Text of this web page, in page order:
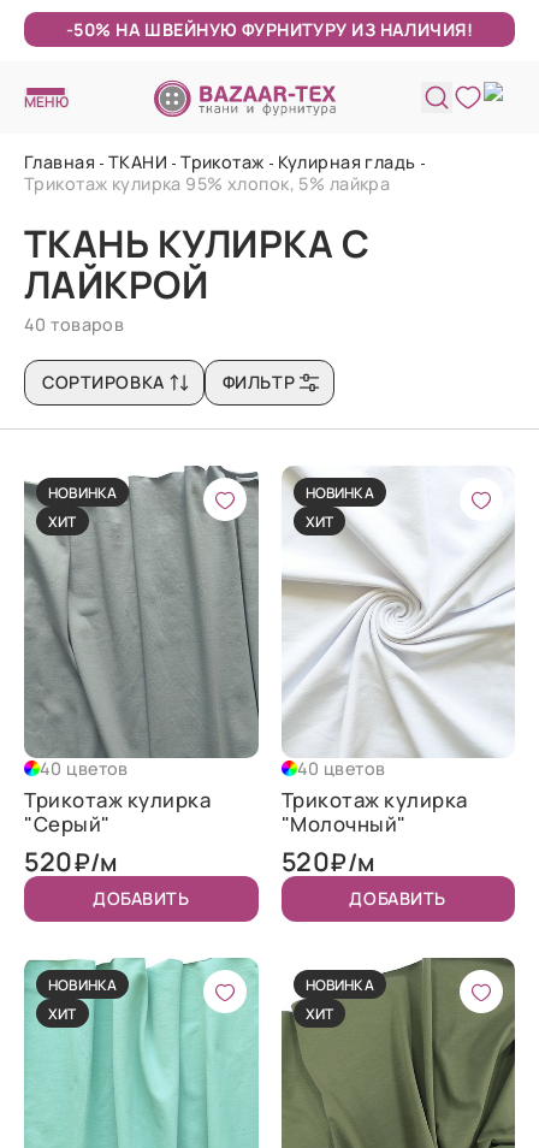
-50% НА ШВЕЙНУЮ ФУРНИТУРУ ИЗ НАЛИЧИЯ!
МЕНЮ
Главная ТКАНИ Трикотаж
Кулирная гладь
Трикотаж кулирка 95% хлопок, 5% лайкра
ТКАНЬ КУЛИРКА С
ЛАЙКРОЙ
40 товаров
СОРТИРОВКА ФИЛЬТР
НОВИНКА
ХИТ
40 цветов
Трикотаж кулирка
"Серый"
520₽/м
ДОБАВИТЬ
НОВИНКА
ХИТ
40 цветов
Трикотаж кулирка
"Молочный"
520₽/м
ДОБАВИТЬ
НОВИНКА
ХИТ
НОВИНКА
ХИТ